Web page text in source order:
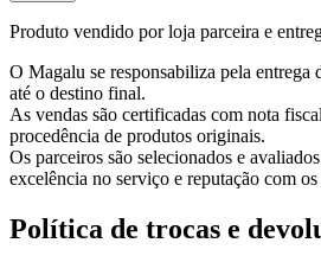
Produto vendido por loja parceira e
O Magalu se responsabiliza pela entrega
até o destino final.
As vendas são certificadas com nota
procedência de produtos originais.
Os parceiros são selecionados e
excelência no serviço e reputação com
Política de trocas e